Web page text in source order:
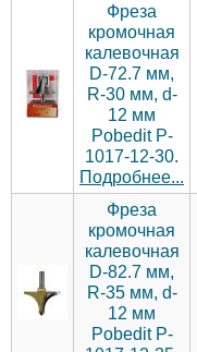
Фреза
кромочная
калевочная
D-72.7 мм,
R-30 мм, d-
12 мм
Pobedit P-
1017-12-30.
Подробнее...
Фреза
кромочная
калевочная
D-82.7 мм,
R-35 мм, d-
12 мм
Pobedit P-